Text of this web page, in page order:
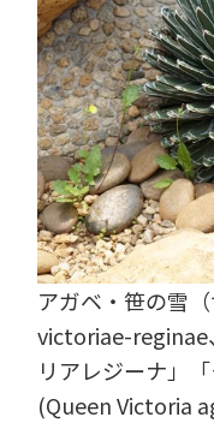
アガベ・笹の雪
victoriae-reginae
リアレジーナ」
(Queen Victoria